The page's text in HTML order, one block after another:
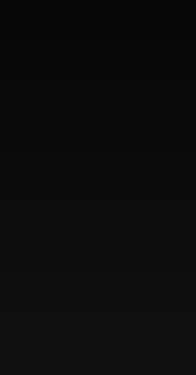
με τη σημασία
από το τελικό
βημάτων για την